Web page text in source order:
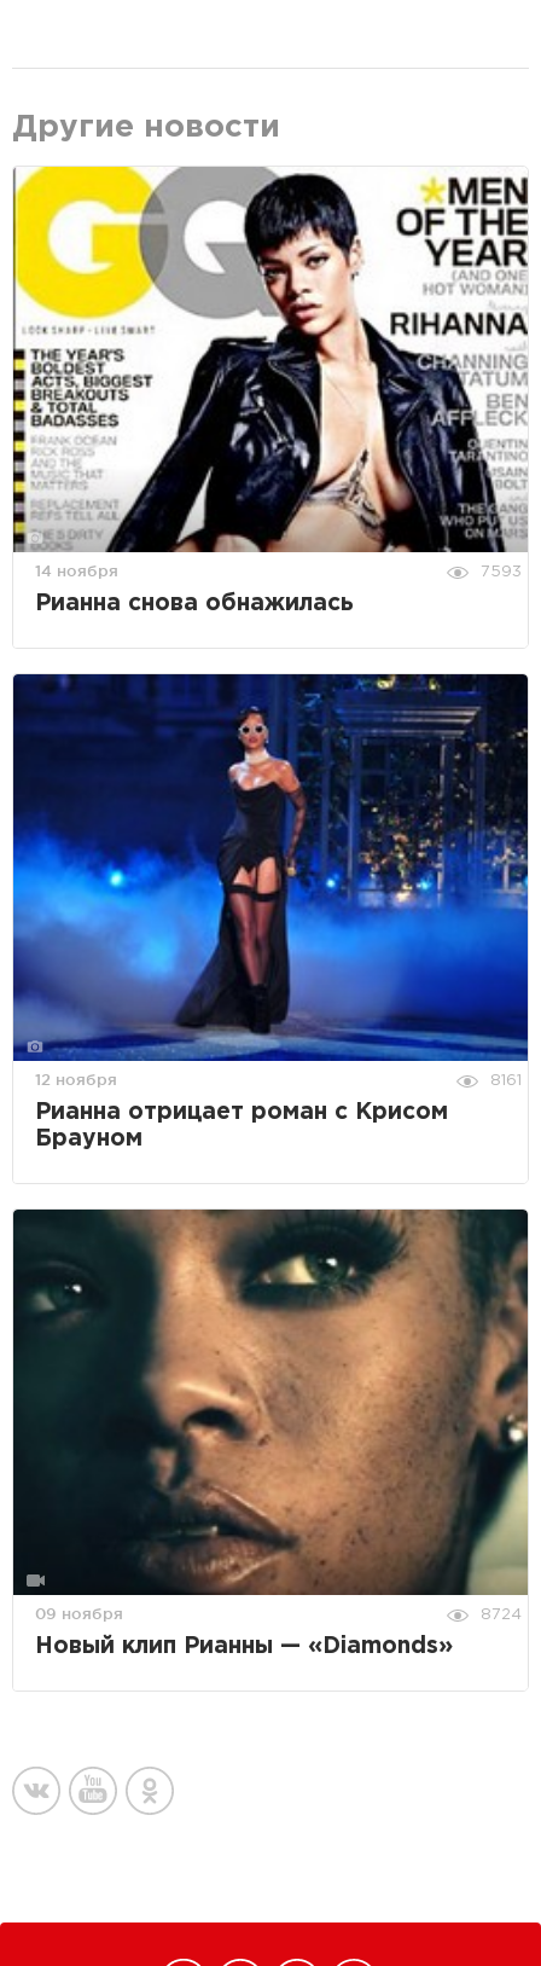
Другие новости
14 ноября 7593
Рианна снова обнажилась
12 ноября 8161
Рианна отрицает роман с Крисом
Брауном
09 ноября 8724
Новый клип Рианны — «Diamonds»